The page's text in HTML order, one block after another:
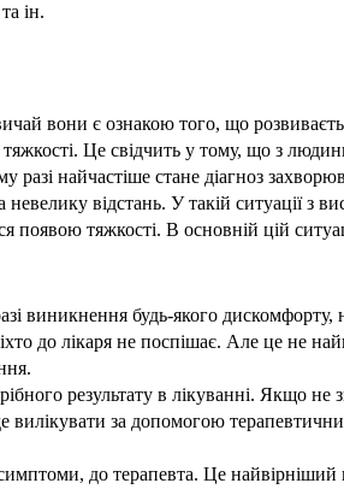
ін.
вони є ознакою того, що
Це свідчить у тому, що з
разі найчастіше стане діагноз
відстань. У такій ситуації з
тяжкості. В основній цій
виникнення будь-якого
до лікаря не поспішає. Але це не
результату в лікуванні. Якщо не
вилікувати за допомогою
до терапевта. Це